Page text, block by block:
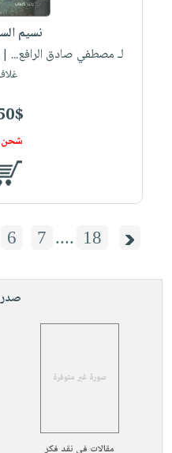
نسيم
لـ مصطفي صادق الرافع... |
6 7 .... 18